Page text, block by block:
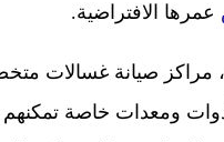
عمرها الافتراضية.
مراكز صيانة غسالات
ومعدات خاصة